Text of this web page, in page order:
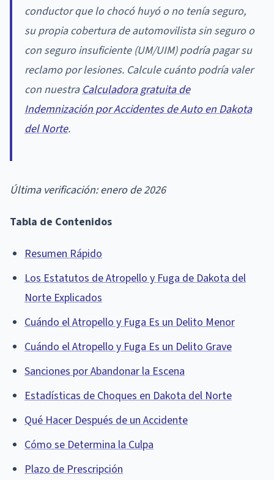
conductor que lo chocó huyó o no tenía seguro,
su propia cobertura de automovilista sin seguro o
con seguro insuficiente (UM/UIM) podría pagar su
reclamo por lesiones. Calcule cuánto podría valer
con nuestra Calculadora gratuita de
Indemnización por Accidentes de Auto en Dakota
del Norte.
Última verificación: enero de 2026
Tabla de Contenidos
Resumen Rápido
Los Estatutos de Atropello y Fuga de Dakota del
Norte Explicados
Cuándo el Atropello y Fuga Es un Delito Menor
Cuándo el Atropello y Fuga Es un Delito Grave
Sanciones por Abandonar la Escena
Estadísticas de Choques en Dakota del Norte
Qué Hacer Después de un Accidente
Cómo se Determina la Culpa
Plazo de Prescripción